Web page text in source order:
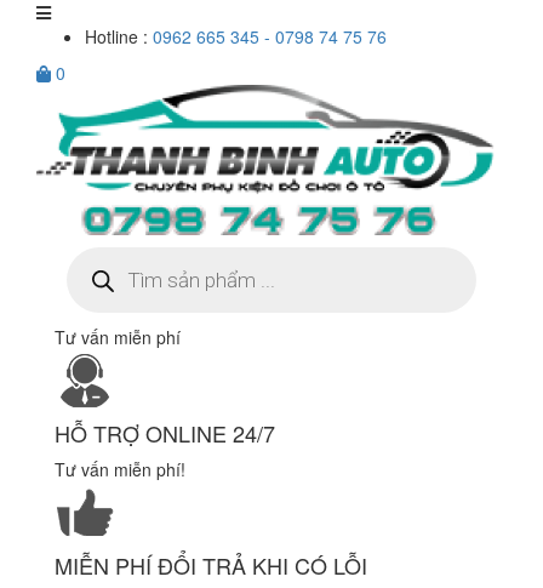
Hotline : 0962 665 345 - 0798 74 75 76
0
kiếm
sản
Tư vấn miễn phí
HỖ TRỢ ONLINE 24/7
Tư vấn miễn phí!
MIỄN PHÍ ĐỔI TRẢ KHI CÓ LỖI